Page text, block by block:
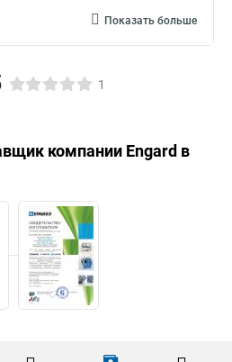
Показать больше
1
компании Engard в